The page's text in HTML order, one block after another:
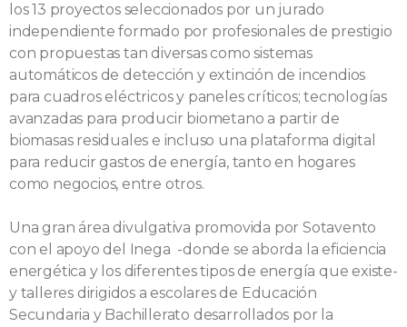
los 13 proyectos seleccionados por un jurado
independiente formado por profesionales de prestigio
con propuestas tan diversas como sistemas
automáticos de detección y extinción de incendios
para cuadros eléctricos y paneles críticos; tecnologías
avanzadas para producir biometano a partir de
biomasas residuales e incluso una plataforma digital
para reducir gastos de energía, tanto en hogares
como negocios, entre otros.
Una gran área divulgativa promovida por Sotavento
con el apoyo del Inega -donde se aborda la eficiencia
energética y los diferentes tipos de energía que existe-
y talleres dirigidos a escolares de Educación
Secundaria y Bachillerato desarrollados por la